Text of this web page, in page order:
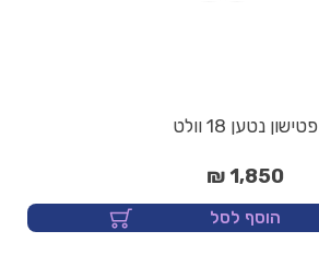
פטישון נטען 18 וולט
1,850 ₪
הוסף לסל